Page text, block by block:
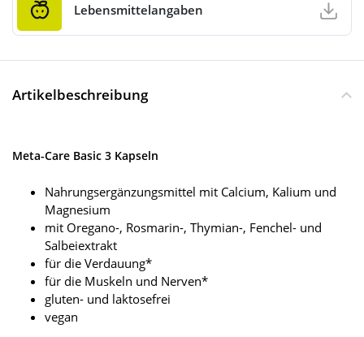
Lebensmittelangaben
Artikelbeschreibung
Meta-Care Basic 3 Kapseln
Nahrungsergänzungsmittel mit Calcium, Kalium und
Magnesium
mit Oregano-, Rosmarin-, Thymian-, Fenchel- und
Salbeiextrakt
für die Verdauung*
für die Muskeln und Nerven*
gluten- und laktosefrei
vegan